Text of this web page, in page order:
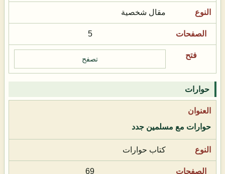
مقال شخصية
5
تصفح
حوارات
حوارات مع مسلمين جدد
كتاب حوارات
69